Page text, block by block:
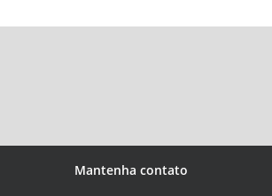
Mantenha contato